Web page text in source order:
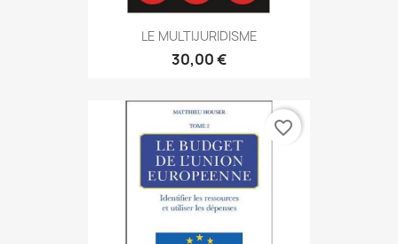
LE MULTIJURIDISME
30,00 €
favorite_border